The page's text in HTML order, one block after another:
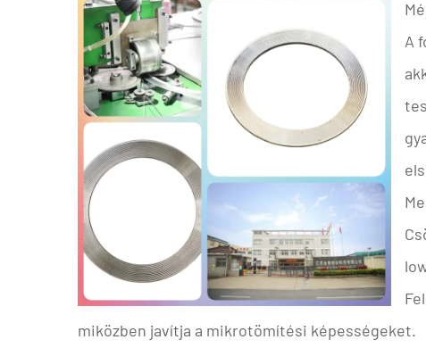
A
miközben javítja a mikrotömítési képességeket.